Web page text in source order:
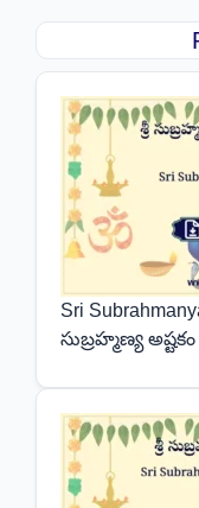
Sri
సుబ్రహ్మణ్య